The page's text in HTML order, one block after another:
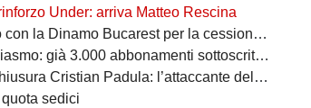
Under: arriva Matteo Rescina
Bucarest per la cessione di Matthias Verreth
già 3.000 abbonamenti sottoscritti per la Serie C
Padula: l’attaccante del Torino arriva in prestito
sedici